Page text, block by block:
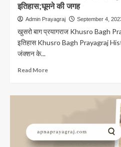
इतिहास;घूमने की जगह
Admin Prayagraj September 4,
खुसरो बाग प्रयागराज Khusro Bagh
इतिहास Khusro Bagh Prayagraj
जंक्शन के...
Read MoreRead
Khusro
खुसरो
बाग
प्रयागराज